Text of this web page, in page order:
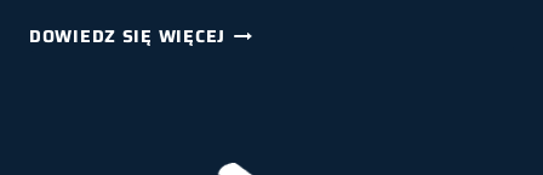
DOWIEDZ SIĘ WIĘCEJ OFERUJEMY
GMIN